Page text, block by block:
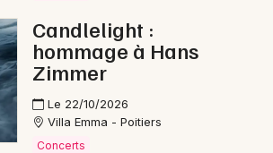
Candlelight :
hommage à Hans
Zimmer
Le 22/10/2026
Villa Emma - Poitiers
Concerts